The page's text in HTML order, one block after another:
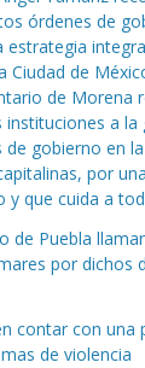
órdenes de
Ciudad de
de Morena
a la
gobierno en
por
que cuida a
de Puebla
por dichos
contar con una
de violencia